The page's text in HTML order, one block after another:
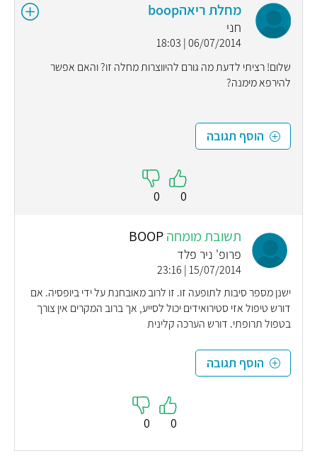
מחלת ריאהboop
חני
06/07/2014 | 18:03
שלום! רציתי לדעת מה גורם להיווצרות מחלה זו? והאם אפשר
להירפא מימנה?
הוסף תגובה
0
0
תשובת מומחהBOOP
פרופ' ניר פלד
15/07/2014 | 23:16
ישנן מספר סיבות לתופעה זו. זו לרוב מאובחנת על ידי ביופסיה. אם
דורש טיפול אזי סטירואידים יכול לסייע, אך ברוב המקרים אין צורך
בטפול תרופתי. דורש הערכה קלינית
הוסף תגובה
0
0